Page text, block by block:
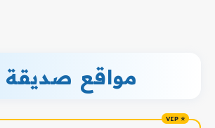
مواقع صديقة